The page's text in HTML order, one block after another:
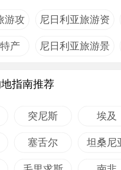
游攻
尼日利亚旅游资
讯
产
尼日利亚旅游景
指南推荐
突尼斯 埃及
塞舌尔 坦桑尼